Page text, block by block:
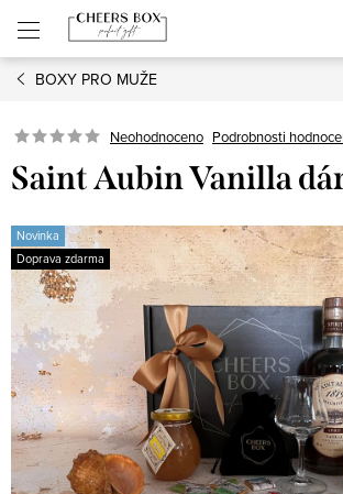
obsah
BOXY PRO MUŽE
Neohodnoceno Podrobnosti
Saint Aubin Vanilla
Novinka
Doprava zdarma